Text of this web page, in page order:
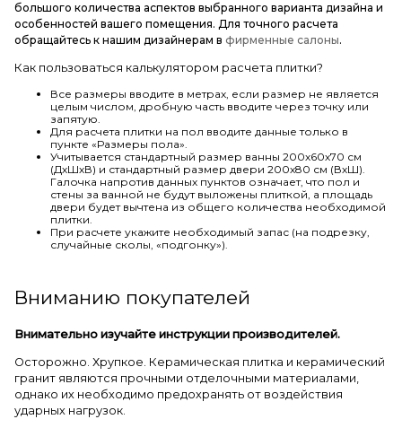
большого количества аспектов выбранного варианта дизайна и
особенностей вашего помещения. Для точного расчета
обращайтесь к нашим дизайнерам в фирменные салоны.
Как пользоваться калькулятором расчета плитки?
Все размеры вводите в метрах, если размер не является
целым числом, дробную часть вводите через точку или
запятую.
Для расчета плитки на пол вводите данные только в
пункте «Размеры пола».
Учитывается стандартный размер ванны 200х60х70 см
(ДхШхВ) и стандартный размер двери 200х80 см (ВхШ).
Галочка напротив данных пунктов означает, что пол и
стены за ванной не будут выложены плиткой, а площадь
двери будет вычтена из общего количества необходимой
плитки.
При расчете укажите необходимый запас (на подрезку,
случайные сколы, «подгонку»).
Вниманию покупателей
Внимательно изучайте инструкции производителей.
Осторожно. Хрупкое. Керамическая плитка и керамический
гранит являются прочными отделочными материалами,
однако их необходимо предохранять от воздействия
ударных нагрузок.